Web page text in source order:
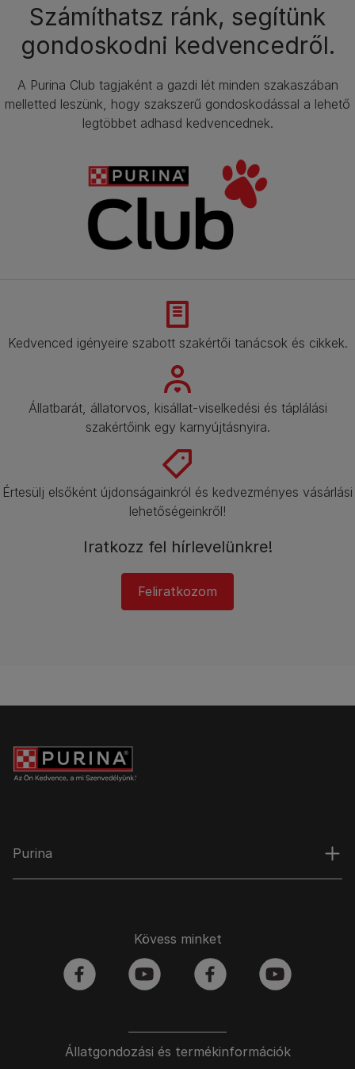
Számíthatsz ránk, segítünk
gondoskodni kedvencedről.​
A Purina Club tagjaként a gazdi lét minden szakaszában
melletted leszünk, hogy szakszerű gondoskodással a lehető
legtöbbet adhasd kedvencednek.​
Kedvenced igényeire szabott szakértői tanácsok és cikkek.​
Állatbarát, állatorvos, kisállat-viselkedési és táplálási
szakértőink egy karnyújtásnyira.​
Értesülj elsőként újdonságainkról és kedvezményes vásárlási
lehetőségeinkről!​
Iratkozz fel hírlevelünkre!​
Feliratkozom
Purina
Állatgondozási és termékinformációk
Kövess minket
facebook youtube facebook youtube